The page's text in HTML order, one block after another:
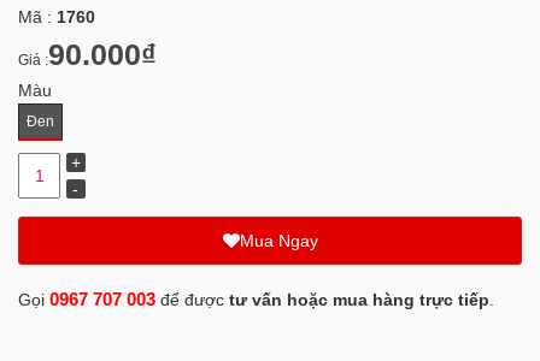
Mã : 1760
Giá :90.000₫
Màu
Đen
Mua Ngay
Gọi 0967 707 003 để được tư vấn hoặc mua hàng trực tiếp